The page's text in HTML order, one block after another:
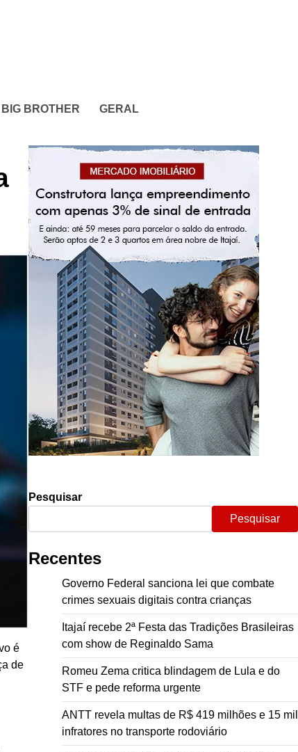
BIG BROTHER GERAL
é
de
Pesquisar
Pesquisar
Recentes
Governo Federal sanciona lei que combate
crimes sexuais digitais contra crianças
Itajaí recebe 2ª Festa das Tradições Brasileiras
com show de Reginaldo Sama
Romeu Zema critica blindagem de Lula e do
STF e pede reforma urgente
ANTT revela multas de R$ 419 milhões e 15 mil
infratores no transporte rodoviário